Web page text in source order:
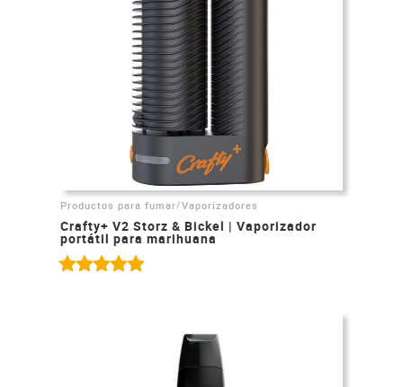
Productos para fumar/Vaporizadores
Crafty+ V2 Storz & Bickel | Vaporizador
portátil para marihuana